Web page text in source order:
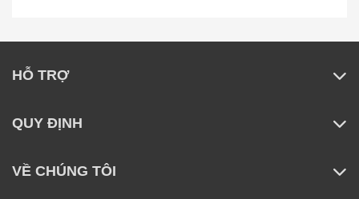
đoạn.
HỖ TRỢ
QUY ĐỊNH
VỀ CHÚNG TÔI